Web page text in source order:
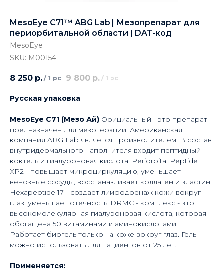
MesoEye C71™ ABG Lab | Мезопрепарат для
периорбитальной области | DAT-код
MesoEye
SKU: М00154
8 250 р. / 1 pc 9 800 р. / 1 pc
Русская упаковка
MesoEye C71 (Мезо Ай) Официальный - это препарат
предназначен для мезотерапии. Американская
компания ABG Lab является производителем. В состав
внутридермального наполнителя входит пептидный
коктель и гиалуроновая кислота. Periorbital Peptide
XP2 - повышает микроциркуляцию, уменьшает
венозные сосуды, восстанавливает коллаген и эластин.
Hexapeptide 17 - создает лимфодренаж кожи вокруг
глаз, уменьшает отечность. DRMC - комплекс - это
высокомолекулярная гиалуроновая кислота, которая
обогащена 50 витаминами и аминокислотами.
Работает биогель только на коже вокруг глаз. Гель
можно использовать для пациентов от 25 лет.
Применяется: